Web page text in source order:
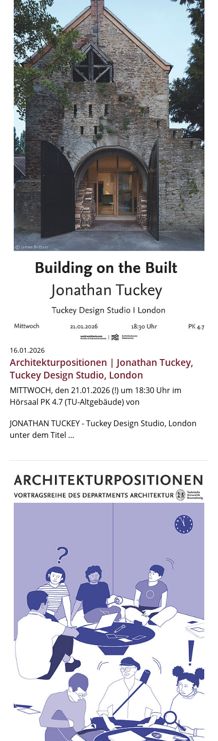
16.01.2026
Architekturpositionen | Jonathan Tuckey,
Tuckey Design Studio, London
MITTWOCH, den 21.01.2026 (!) um 18:30 Uhr im
Hörsaal PK 4.7 (TU-Altgebäude) von
JONATHAN TUCKEY - Tuckey Design Studio, London
unter dem Titel …